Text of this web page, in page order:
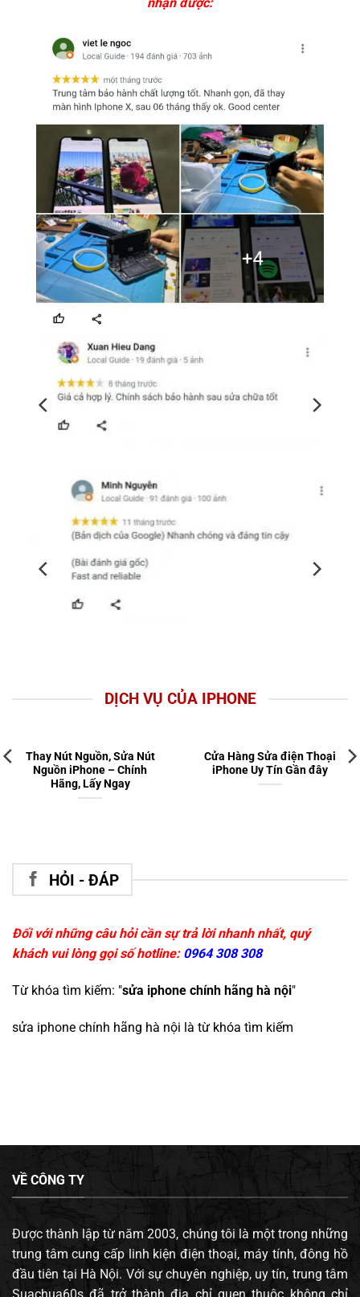
DỊCH VỤ CỦA IPHONE
Thay Nút Nguồn, Sửa Nút
Nguồn iPhone – Chính
Hãng, Lấy Ngay
Cửa Hàng Sửa điện Thoại
iPhone Uy Tín Gần đây
HỎI - ĐÁP
Đối với những câu hỏi cần sự trả lời nhanh nhất, quý
khách vui lòng gọi số hotline: 0964 308 308
Từ khóa tìm kiếm: "sửa iphone chính hãng hà nội"
sửa iphone chính hãng hà nội là từ khóa tìm kiếm
VỀ CÔNG TY
Được thành lập từ năm 2003, chúng tôi là một trong những
trung tâm cung cấp linh kiện điện thoại, máy tính, đông hồ
đầu tiên tại Hà Nội. Với sự chuyên nghiệp, uy tín, trung tâm